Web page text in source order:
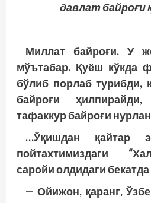
давлат байроғи
Миллат байроғи. У
мўътабар. Қуёш кўкда
бўлиб порлаб турибди,
байроғи
тафаккур байроғи
…Ўқишдан қайтар
пойтахтимиздаги
саройи олдидаги
— Ойижон, қаранг,